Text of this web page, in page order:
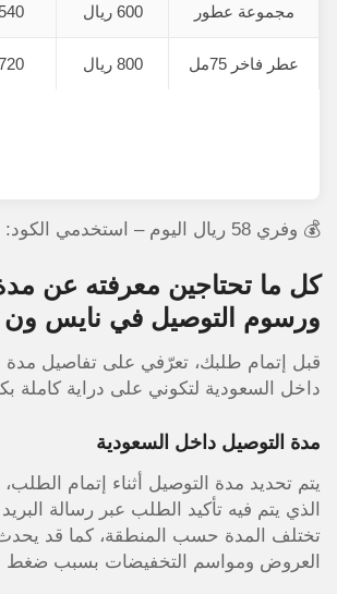
مجموعة عطور 600 ريال 540 ريال
عطر فاخر 75مل 800 ريال 720
💰 وفري 58 ريال اليوم – استخدمي الكود:
كل ما تحتاجين معرفته عن
ورسوم التوصيل في نايس ون
قبل إتمام طلبك، تعرّفي على تفاصيل مدة
داخل السعودية لتكوني على دراية كاملة
مدة التوصيل داخل السعودية
يتم تحديد مدة التوصيل أثناء إتمام الطلب،
الذي يتم فيه تأكيد الطلب عبر رسالة البريد
تختلف المدة حسب المنطقة، كما قد يحدث
العروض ومواسم التخفيضات بسبب ضغط